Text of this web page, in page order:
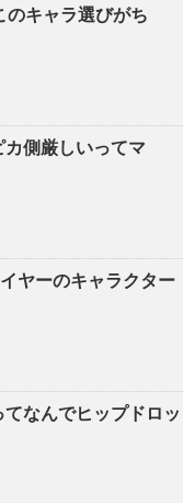
のキャラ選びがち
カ側厳しいってマ
ヤーのキャラクター
てなんでヒップドロッ